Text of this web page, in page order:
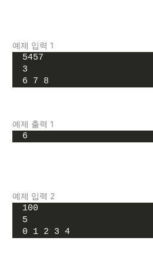
예제 입력 1
5457
3
6 7 8
예제 출력 1
6
예제 입력 2
100
5
0 1 2 3 4